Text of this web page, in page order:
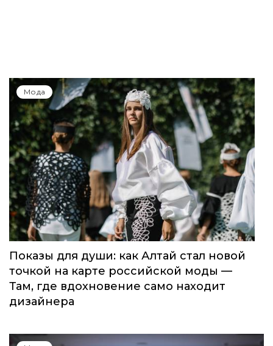
Мода
Показы для души: как Алтай стал новой
точкой на карте российской моды —
Там, где вдохновение само находит
дизайнера